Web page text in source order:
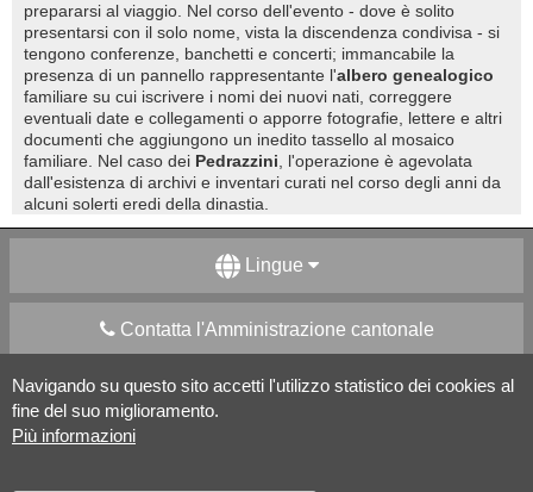
Navigando su questo sito accetti l'utilizzo statistico dei cookies al
fine del suo miglioramento.
Più informazioni
prepararsi al viaggio. Nel corso dell'evento - dove è solito
presentarsi con il solo nome, vista la discendenza condivisa - si
tengono conferenze, banchetti e concerti; immancabile la
presenza di un pannello rappresentante l'albero genealogico
familiare su cui iscrivere i nomi dei nuovi nati, correggere
eventuali date e collegamenti o apporre fotografie, lettere e altri
documenti che aggiungono un inedito tassello al mosaico
familiare. Nel caso dei Pedrazzini , l'operazione è agevolata
dall'esistenza di archivi e inventari curati nel corso degli anni da
alcuni solerti eredi della dinastia.
Lingue
Contatta l'Amministrazione cantonale
Apps Mobile Social media